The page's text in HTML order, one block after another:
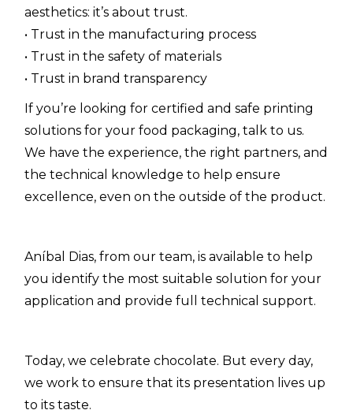
aesthetics: it’s about trust.
• Trust in the manufacturing process
• Trust in the safety of materials
• Trust in brand transparency
If you’re looking for certified and safe printing
solutions for your food packaging, talk to us.
We have the experience, the right partners, and
the technical knowledge to help ensure
excellence, even on the outside of the product.
Aníbal Dias, from our team, is available to help
you identify the most suitable solution for your
application and provide full technical support.
Today, we celebrate chocolate. But every day,
we work to ensure that its presentation lives up
to its taste.